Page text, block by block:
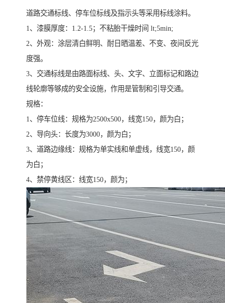
道路交通标线、停车位标线及指示头等采用标线涂料。
1、漆膜厚度：1.2-1.5；不粘胎干燥时间 lt;5min;
2、外观：涂层清白鲜明、耐日晒温差、不变、夜间反光
度强。
3、交通标线是由路面标线、头、文字、立面标记和路边
线轮廓等够成的安全设施，作用是管制和引导交通。
规格：
1、停车位线：规格为2500x500，线宽150，颜为白；
2、导向头：长度为3000，颜为白；
3、道路边缘线：规格为单实线和单虚线，线宽150，颜
为白；
4、禁停黄线区：线宽150，颜为；